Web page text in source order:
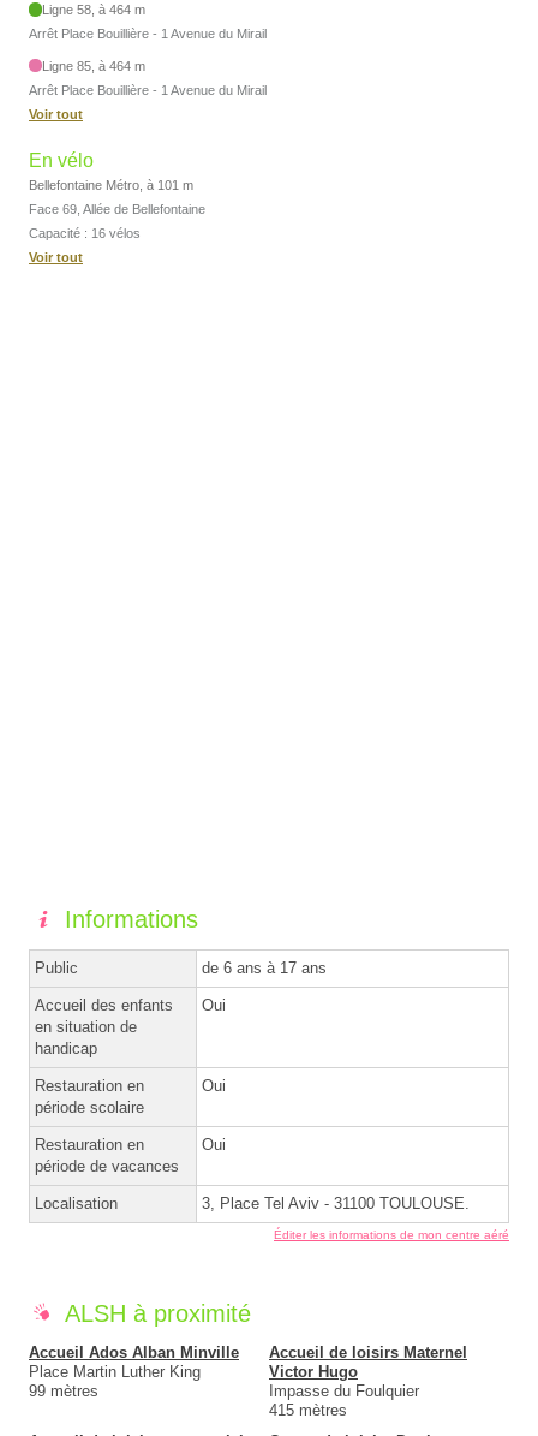
Ligne 58, à 464 m
Arrêt Place Bouillière - 1 Avenue du Mirail
Ligne 85, à 464 m
Arrêt Place Bouillière - 1 Avenue du Mirail
Voir tout
En vélo
Bellefontaine Métro, à 101 m
Face 69, Allée de Bellefontaine
Capacité : 16 vélos
Voir tout
Informations
Public de 6 ans à 17 ans
Accueil des enfants
en situation de
handicap
Oui
Restauration en
période scolaire
Oui
Restauration en
période de vacances
Oui
Localisation 3, Place Tel Aviv - 31100 TOULOUSE.
Éditer les informations de mon centre aéré
ALSH à proximité
Accueil Ados Alban Minville
Place Martin Luther King
99 mètres
Accueil de loisirs Maternel
Victor Hugo
Impasse du Foulquier
415 mètres